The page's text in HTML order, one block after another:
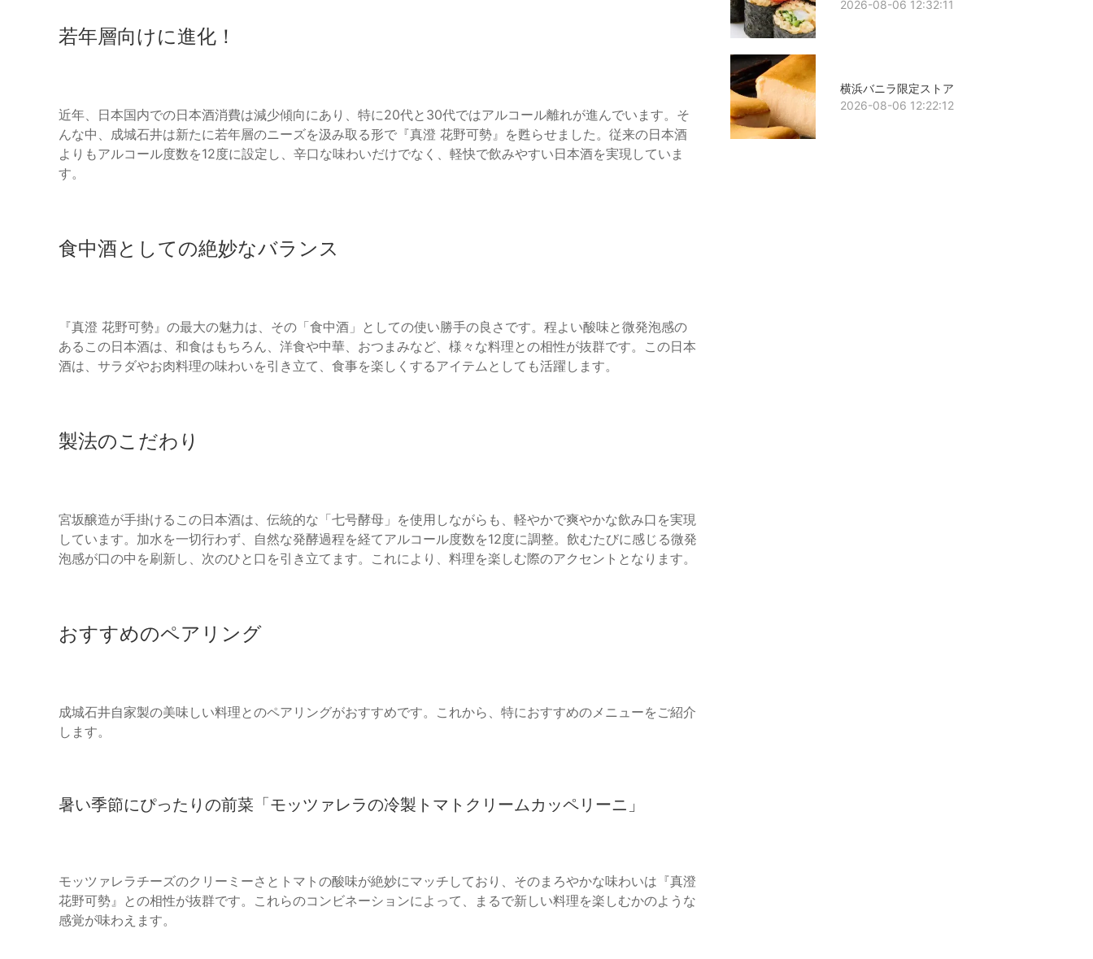
若年層向けに進化！
近年、日本国内での日本酒消費は減少傾向にあり、特に20代と30代ではアルコール離れが進んでいます。そ
んな中、成城石井は新たに若年層のニーズを汲み取る形で『真澄 花野可勢』を甦らせました。従来の日本酒
よりもアルコール度数を12度に設定し、辛口な味わいだけでなく、軽快で飲みやすい日本酒を実現していま
す。
食中酒としての絶妙なバランス
『真澄 花野可勢』の最大の魅力は、その「食中酒」としての使い勝手の良さです。程よい酸味と微発泡感の
あるこの日本酒は、和食はもちろん、洋食や中華、おつまみなど、様々な料理との相性が抜群です。この日本
酒は、サラダやお肉料理の味わいを引き立て、食事を楽しくするアイテムとしても活躍します。
製法のこだわり
宮坂醸造が手掛けるこの日本酒は、伝統的な「七号酵母」を使用しながらも、軽やかで爽やかな飲み口を実現
しています。加水を一切行わず、自然な発酵過程を経てアルコール度数を12度に調整。飲むたびに感じる微発
泡感が口の中を刷新し、次のひと口を引き立てます。これにより、料理を楽しむ際のアクセントとなります。
おすすめのペアリング
成城石井自家製の美味しい料理とのペアリングがおすすめです。これから、特におすすめのメニューをご紹介
します。
暑い季節にぴったりの前菜「モッツァレラの冷製トマトクリームカッペリーニ」
モッツァレラチーズのクリーミーさとトマトの酸味が絶妙にマッチしており、そのまろやかな味わいは『真澄
花野可勢』との相性が抜群です。これらのコンビネーションによって、まるで新しい料理を楽しむかのような
感覚が味わえます。
2026-08-06 12:32:11
横浜バニラ限定ストア
2026-08-06 12:22:12